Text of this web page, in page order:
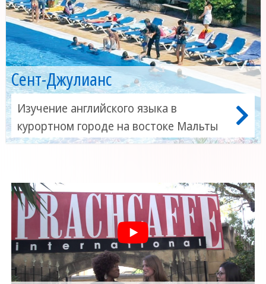
Сент-Джулианс
Изучение английского языка в
курортном городе на востоке Мальты